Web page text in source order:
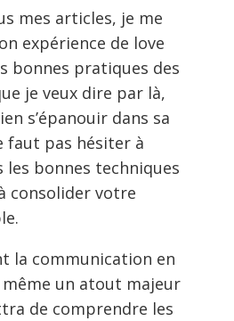
mes articles, je me
expérience de love
bonnes pratiques des
je veux dire par là,
s’épanouir dans sa
faut pas hésiter à
bonnes techniques
consolider votre
la communication en
même un atout majeur
de comprendre les